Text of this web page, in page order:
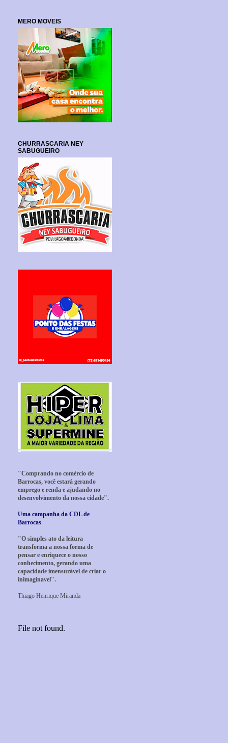
MERO MOVEIS
CHURRASCARIA NEY
SABUGUEIRO
"Comprando no comércio de
Barrocas, você estará gerando
emprego e renda e ajudando no
desenvolvimento da nossa cidade".
Uma campanha da CDL de
Barrocas
"O simples ato da leitura
transforma a nossa forma de
pensar e enriquece o nosso
conhecimento, gerando uma
capacidade imensurável de criar o
inimaginavel".
Thiago Henrique Miranda